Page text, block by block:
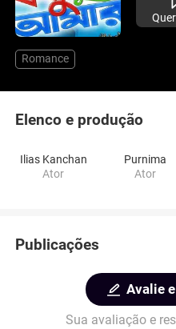
Romance
Elenco e produção
Ilias Kanchan
Ator
Purnima
Ator
Publicações
Avalie
Sua avaliação e